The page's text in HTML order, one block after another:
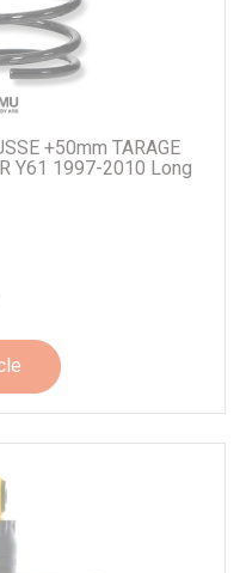
+50mm TARAGE
Y61 1997-2010 Long